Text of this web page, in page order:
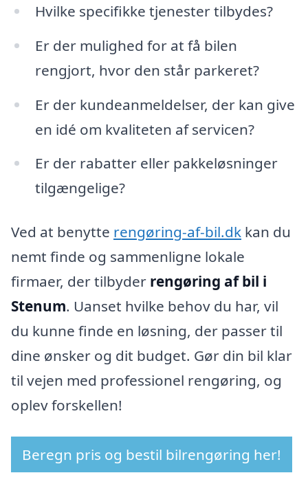
Hvilke specifikke tjenester tilbydes?
Er der mulighed for at få bilen
rengjort, hvor den står parkeret?
Er der kundeanmeldelser, der kan give
en idé om kvaliteten af servicen?
Er der rabatter eller pakkeløsninger
tilgængelige?
Ved at benytte rengøring-af-bil.dk kan du
nemt finde og sammenligne lokale
firmaer, der tilbyder rengøring af bil i
Stenum. Uanset hvilke behov du har, vil
du kunne finde en løsning, der passer til
dine ønsker og dit budget. Gør din bil klar
til vejen med professionel rengøring, og
oplev forskellen!
Beregn pris og bestil bilrengøring her!